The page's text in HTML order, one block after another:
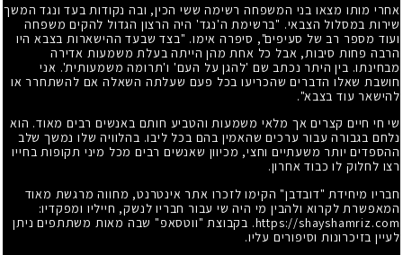
אחרי מותו מצאו בני המשפחה רשימה ששי הכין, ובה נקודות בעד ונגד המשך
שירות במסלול הצבאי. "ברשימת ה'נגד' היה הרצון הגדול להקים משפחה
ועוד מספר רב של סעיפים", סיפרה אימו. "בצד שבעד ההישארות בצבא היו
הרבה פחות סיבות, אבל כל אחת מהן הייתה בעלת משמעות אדירה
מבחינתו. בין היתר נכתב שם 'להגן על העם' ו'תרומה משמעותית'. אני
חושבת שאלו הדברים שהכריעו בכל פעם שעלתה השאלה אם להשתחרר או
להישאר עוד בצבא".
שי חי חיים קצרים אך מלאי משמעות והטביע חותם באנשים רבים מאוד. הוא
נלחם בגבורה עבור ערכים שהאמין בהם בכל ליבו. בהלוויה שלו נמשך שלב
ההספדים יותר משעתיים וחצי, מכיוון שאנשים רבים מכל מיני תקופות בחייו
רצו לחלוק לו כבוד אחרון.
חבריו מיחידת "דובדבן" הקימו לזכרו אתר אינטרנט, מחווה מרגשת מאוד
המאפשרת לקרוא ולהבין מי היה שי עבור חבריו לנשק, חייליו ומפקדיו:
https://shayshamriz.com. בקבוצת "ווטסאפ" שבה מאות משתתפים ניתן
לעיין בזיכרונות וסיפורים עליו.